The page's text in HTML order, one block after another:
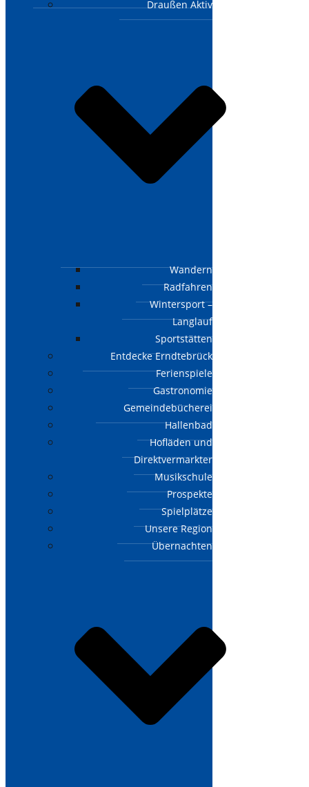
Draußen Aktiv
Wandern
Radfahren
Wintersport –
Langlauf
Sportstätten
Entdecke Erndtebrück
Ferienspiele
Gastronomie
Gemeindebücherei
Hallenbad
Hofläden und
Direktvermarkter
Musikschule
Prospekte
Spielplätze
Unsere Region
Übernachten